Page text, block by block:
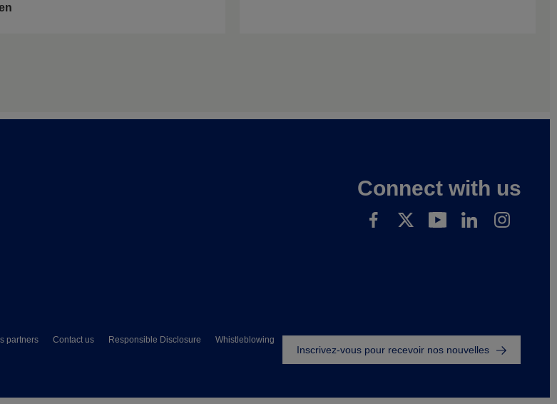
Connect with us
Footer
partners Contact us Responsible Disclosure
Whistleblowing
Inscrivez-vous pour recevoir nos nouvelles